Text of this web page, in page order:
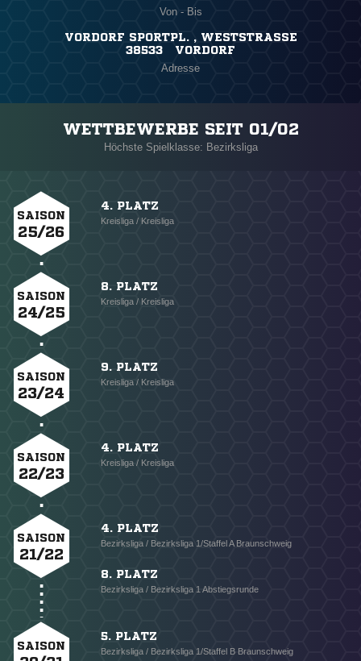
Von - Bis
VORDORF SPORTPL. , WESTSTRASSE
38533 VORDORF
Adresse
WETTBEWERBE SEIT 01/02
Höchste Spielklasse: Bezirksliga
SAISON
25/26
4. PLATZ
Kreisliga / Kreisliga
SAISON
24/25
8. PLATZ
Kreisliga / Kreisliga
SAISON
23/24
9. PLATZ
Kreisliga / Kreisliga
SAISON
22/23
4. PLATZ
Kreisliga / Kreisliga
SAISON
21/22
4. PLATZ
Bezirksliga / Bezirksliga 1/Staffel A Braunschweig
8. PLATZ
Bezirksliga / Bezirksliga 1 Abstiegsrunde
SAISON
5. PLATZ
Bezirksliga / Bezirksliga 1/Staffel B Braunschweig